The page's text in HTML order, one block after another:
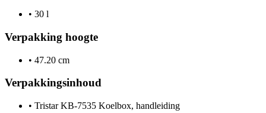
• 30 l
Verpakking hoogte
• 47.20 cm
Verpakkingsinhoud
• Tristar KB-7535 Koelbox, handleiding